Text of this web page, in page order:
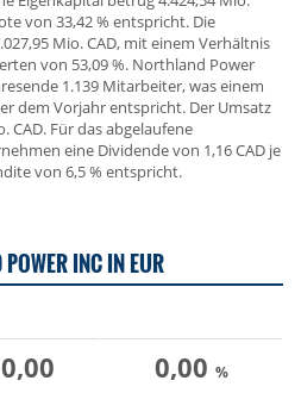
von 33,42 % entspricht. Die
Mio. CAD, mit einem Verhältnis
von 53,09 %. Northland Power
1.139 Mitarbeiter, was einem
dem Vorjahr entspricht. Der Umsatz
CAD. Für das abgelaufene
eine Dividende von 1,16 CAD je
von 6,5 % entspricht.
INC IN EUR
0,00 0,00 %